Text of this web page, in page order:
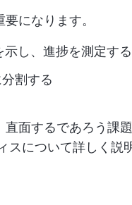
になります。
し、進捗を測定する
割する
面するであろう課
について詳しく説